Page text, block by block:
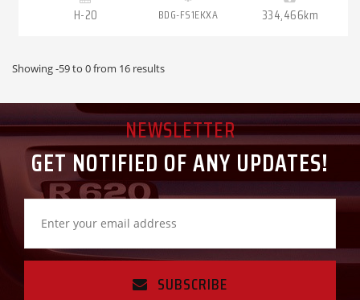
H-20 BDG-FS1EKXA 334,466km
Showing -59 to 0 from 16 results
NEWSLETTER
GET NOTIFIED OF ANY UPDATES!
SUBSCRIBE